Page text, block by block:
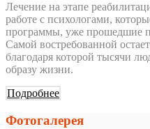
Лечение на этапе
работе с психологами,
программы, уже прошедшие
Самой востребованной
благодаря которой тысячи
образу жизни.
Подробнее
Фотогалерея